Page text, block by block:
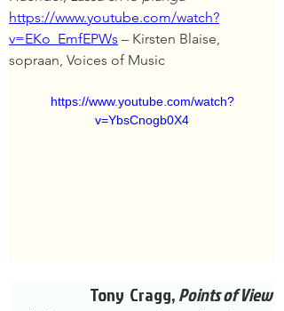
https://www.youtube.com/watch?
v=EKo_EmfEPWs – Kirsten Blaise,
sopraan, Voices of Music
https://www.youtube.com/watch?
v=YbsCnogb0X4
Tony  Cragg, Points of View